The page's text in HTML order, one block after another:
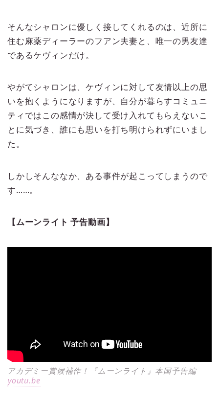
そんなシャロンに優しく接してくれるのは、近所に
住む麻薬ディーラーのフアン夫妻と、唯一の男友達
であるケヴィンだけ。
やがてシャロンは、ケヴィンに対して友情以上の思
いを抱くようになりますが、自分が暮らすコミュニ
ティではこの感情が決して受け入れてもらえないこ
とに気づき、誰にも思いを打ち明けられずにいまし
た。
しかしそんななか、ある事件が起こってしまうので
す……。
【ムーンライト 予告動画】
アカデミー賞候補作！『ムーンライト』本国予告編
youtu.be